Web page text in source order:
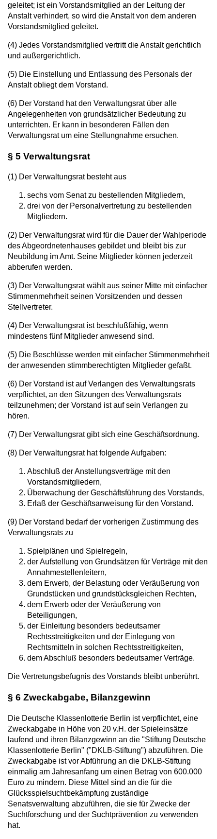
geleitet; ist ein Vorstandsmitglied an der Leitung der
Anstalt verhindert, so wird die Anstalt von dem anderen
Vorstandsmitglied geleitet.
(4) Jedes Vorstandsmitglied vertritt die Anstalt gerichtlich
und außergerichtlich.
(5) Die Einstellung und Entlassung des Personals der
Anstalt obliegt dem Vorstand.
(6) Der Vorstand hat den Verwaltungsrat über alle
Angelegenheiten von grundsätzlicher Bedeutung zu
unterrichten. Er kann in besonderen Fällen den
Verwaltungsrat um eine Stellungnahme ersuchen.
§ 5 Verwaltungsrat
(1) Der Verwaltungsrat besteht aus
sechs vom Senat zu bestellenden Mitgliedern,
drei von der Personalvertretung zu bestellenden
Mitgliedern.
(2) Der Verwaltungsrat wird für die Dauer der Wahlperiode
des Abgeordnetenhauses gebildet und bleibt bis zur
Neubildung im Amt. Seine Mitglieder können jederzeit
abberufen werden.
(3) Der Verwaltungsrat wählt aus seiner Mitte mit einfacher
Stimmenmehrheit seinen Vorsitzenden und dessen
Stellvertreter.
(4) Der Verwaltungsrat ist beschlußfähig, wenn
mindestens fünf Mitglieder anwesend sind.
(5) Die Beschlüsse werden mit einfacher Stimmenmehrheit
der anwesenden stimmberechtigten Mitglieder gefaßt.
(6) Der Vorstand ist auf Verlangen des Verwaltungsrats
verpflichtet, an den Sitzungen des Verwaltungsrats
teilzunehmen; der Vorstand ist auf sein Verlangen zu
hören.
(7) Der Verwaltungsrat gibt sich eine Geschäftsordnung.
(8) Der Verwaltungsrat hat folgende Aufgaben:
Abschluß der Anstellungsverträge mit den
Vorstandsmitgliedern,
Überwachung der Geschäftsführung des Vorstands,
Erlaß der Geschäftsanweisung für den Vorstand.
(9) Der Vorstand bedarf der vorherigen Zustimmung des
Verwaltungsrats zu
Spielplänen und Spielregeln,
der Aufstellung von Grundsätzen für Verträge mit den
Annahmestellenleitern,
dem Erwerb, der Belastung oder Veräußerung von
Grundstücken und grundstücksgleichen Rechten,
dem Erwerb oder der Veräußerung von
Beteiligungen,
der Einleitung besonders bedeutsamer
Rechtsstreitigkeiten und der Einlegung von
Rechtsmitteln in solchen Rechtsstreitigkeiten,
dem Abschluß besonders bedeutsamer Verträge.
Die Vertretungsbefugnis des Vorstands bleibt unberührt.
§ 6 Zweckabgabe, Bilanzgewinn
Die Deutsche Klassenlotterie Berlin ist verpflichtet, eine
Zweckabgabe in Höhe von 20 v.H. der Spieleinsätze
laufend und ihren Bilanzgewinn an die "Stiftung Deutsche
Klassenlotterie Berlin" ("DKLB-Stiftung") abzuführen. Die
Zweckabgabe ist vor Abführung an die DKLB-Stiftung
einmalig am Jahresanfang um einen Betrag von 600.000
Euro zu mindern. Diese Mittel sind an die für die
Glücksspielsuchtbekämpfung zuständige
Senatsverwaltung abzuführen, die sie für Zwecke der
Suchtforschung und der Suchtprävention zu verwenden
hat.